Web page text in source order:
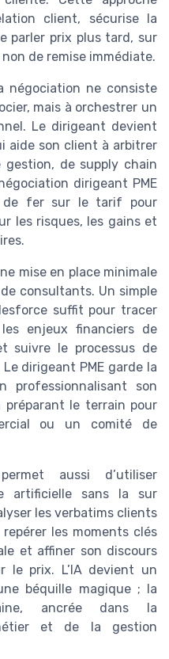
client, sécurise la
parler prix plus tard, sur
de remise immédiate.
négociation ne consiste
mais à orchestrer un
Le dirigeant devient
aide son client à arbitrer
gestion, de supply chain
dirigeant PME
de fer sur le tarif pour
les risques, les gains et
mise en place minimale
consultants. Un simple
suffit pour tracer
enjeux financiers de
suivre le processus de
dirigeant PME garde la
son
préparant le terrain pour
ou un comité de
aussi d’utiliser
artificielle sans la sur
les verbatims clients
les moments clés
et affiner son discours
le prix. L’IA devient un
béquille magique ; la
ancrée dans la
et de la gestion